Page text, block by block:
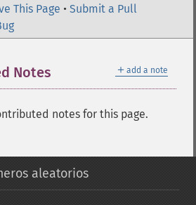
This Page • Submit a Pull
＋ add a note
Notes
notes for this page.
aleatorios